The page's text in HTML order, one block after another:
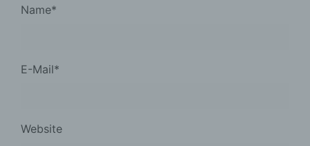
Name*
E-Mail*
Website